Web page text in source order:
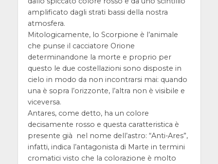
amplificato dagli strati bassi della nostra
atmosfera.
Mitologicamente, lo Scorpione è l’animale
che punse il cacciatore Orione
determinandone la morte e proprio per
questo le due costellazioni sono disposte in
cielo in modo da non incontrarsi mai: quando
una è sopra l’orizzonte, l’altra non è visibile e
viceversa.
Antares, come detto, ha un colore
decisamente rosso e questa caratteristica è
presente già nel nome dell’astro: “Anti-Ares”,
infatti, indica l’antagonista di Marte in termini
cromatici visto che la colorazione è molto